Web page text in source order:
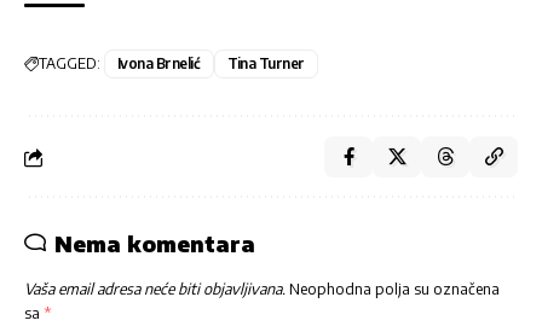
TAGGED: Ivona Brnelić Tina Turner
Nema komentara
Vaša email adresa neće biti objavljivana.Neophodna polja su označena
sa *